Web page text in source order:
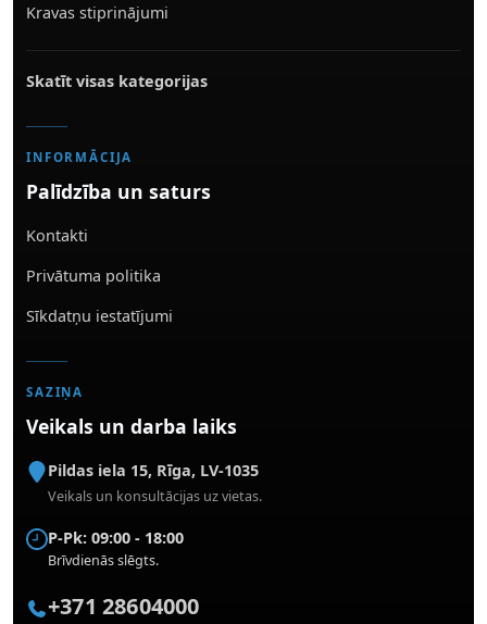
Kravas stiprinājumi
Skatīt visas kategorijas
INFORMĀCIJA
Palīdzība un saturs
Kontakti
Privātuma politika
Sīkdatņu iestatījumi
SAZIŅA
Veikals un darba laiks
Pildas iela 15, Rīga, LV-1035
Veikals un konsultācijas uz vietas.
P-Pk: 09:00 - 18:00
Brīvdienās slēgts.
+371 28604000